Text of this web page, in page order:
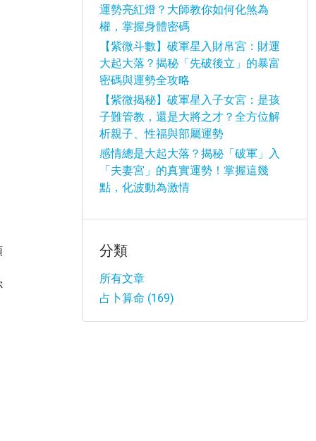
運勢亮紅燈？大師教你如何化煞為
權，掌握身體密碼
【紫微斗數】破軍星入財帛宮：財運
大起大落？揭秘「先破後立」的暴富
密碼與運勢全攻略
【紫微揭秘】破軍星入子女宮：是孩
子難管教，還是大將之才？全方位解
析親子、性福與部屬運勢
感情總是大起大落？揭秘「破軍」入
「夫妻宮」的真實運勢！掌握這幾
點，化波動為激情
分類
所有文章
占卜算命 (169)